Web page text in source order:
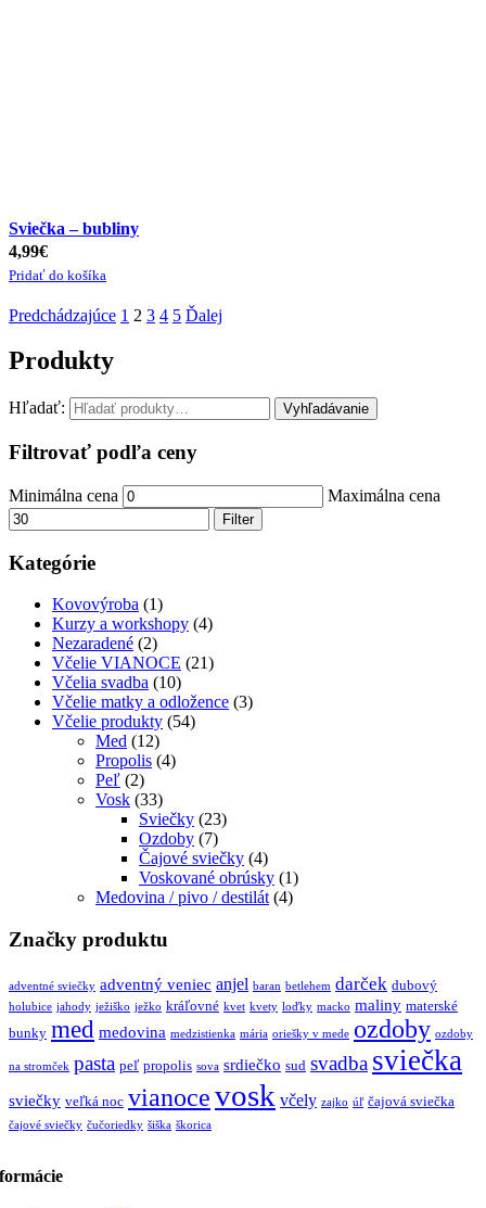
Sviečka – bubliny
4,99€
Pridať do košíka
Predchádzajúce 1 2 3 4 5 Ďalej
Produkty
Hľadať: Vyhľadávanie
Filtrovať podľa ceny
Minimálna cena Maximálna cena
Filter
Kategórie
Kovovýroba (1)
Kurzy a workshopy (4)
Nezaradené (2)
Včelie VIANOCE (21)
Včelia svadba (10)
Včelie matky a odložence (3)
Včelie produkty (54)
Med (12)
Propolis (4)
Peľ (2)
Vosk (33)
Sviečky (23)
Ozdoby (7)
Čajové sviečky (4)
Voskované obrúsky (1)
Medovina / pivo / destilát (4)
Značky produktu
adventné sviečky adventný veniec anjel baran betlehem darček dubový
holubice jahody ježiško ježko kráľovné kvet kvety loďky macko maliny materské
bunky med medovina medzistienka mária oriešky v mede ozdoby ozdoby
na stromček pasta peľ propolis sova srdiečko sud svadba sviečka
sviečky veľká noc vianocevosk včely zajko úľ čajová sviečka
čajové sviečky čučoriedky šiška škorica